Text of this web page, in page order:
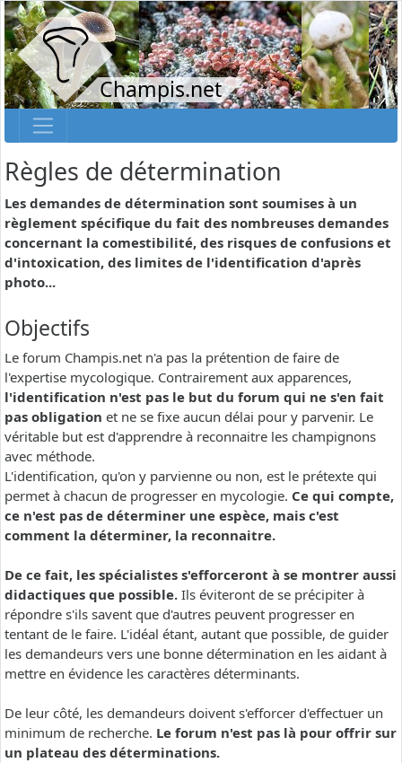
Champis.net
Règles de détermination
Les demandes de détermination sont soumises à un
règlement spécifique du fait des nombreuses demandes
concernant la comestibilité, des risques de confusions et
d'intoxication, des limites de l'identification d'après
photo...
Objectifs
Le forum Champis.net n'a pas la prétention de faire de
l'expertise mycologique. Contrairement aux apparences,
l'identification n'est pas le but du forum qui ne s'en fait
pas obligation et ne se fixe aucun délai pour y parvenir. Le
véritable but est d'apprendre à reconnaitre les champignons
avec méthode.
L'identification, qu'on y parvienne ou non, est le prétexte qui
permet à chacun de progresser en mycologie. Ce qui compte,
ce n'est pas de déterminer une espèce, mais c'est
comment la déterminer, la reconnaitre.
De ce fait, les spécialistes s'efforceront à se montrer aussi
didactiques que possible. Ils éviteront de se précipiter à
répondre s'ils savent que d'autres peuvent progresser en
tentant de le faire. L'idéal étant, autant que possible, de guider
les demandeurs vers une bonne détermination en les aidant à
mettre en évidence les caractères déterminants.
De leur côté, les demandeurs doivent s'efforcer d'effectuer un
minimum de recherche. Le forum n'est pas là pour offrir sur
un plateau des déterminations.